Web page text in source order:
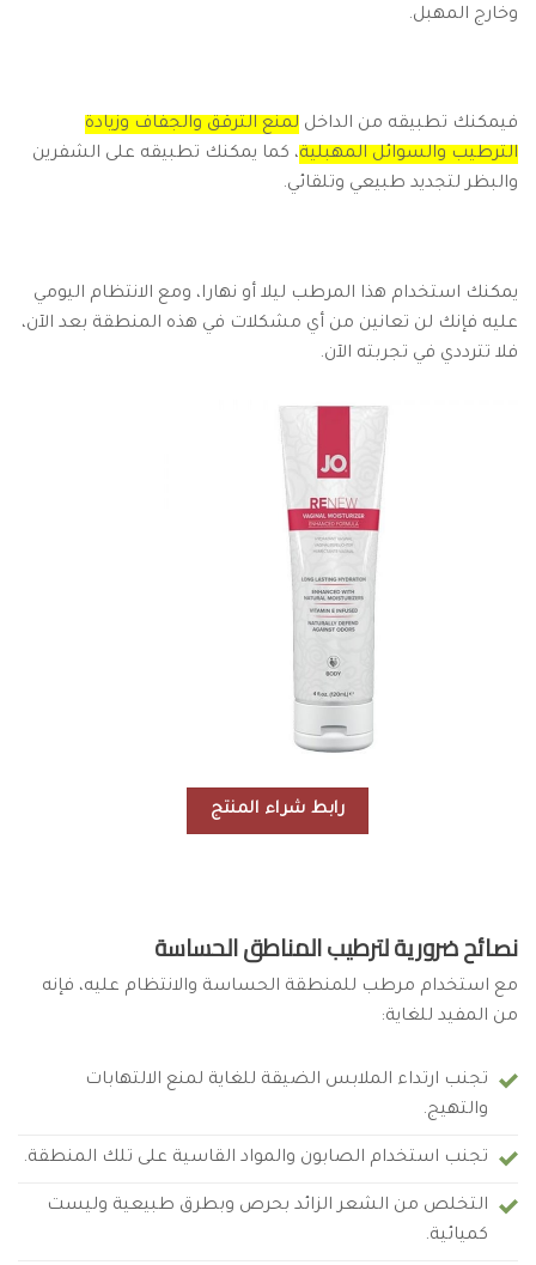
وخارج المهبل.
فيمكنك تطبيقه من الداخل لمنع الترقق والجفاف وزيادة
الترطيب والسوائل المهبلية، كما يمكنك تطبيقه على الشفرين
والبظر لتجديد طبيعي وتلقائي.
يمكنك استخدام هذا المرطب ليلا أو نهارا، ومع الانتظام اليومي
عليه فإنك لن تعانين من أي مشكلات في هذه المنطقة بعد الآن،
فلا تترددي في تجربته الآن.
رابط شراء المنتج
نصائح ضرورية لترطيب المناطق الحساسة
مع استخدام مرطب للمنطقة الحساسة والانتظام عليه، فإنه
من المفيد للغاية:
تجنب ارتداء الملابس الضيقة للغاية لمنع الالتهابات
والتهيج.
تجنب استخدام الصابون والمواد القاسية على تلك المنطقة.
التخلص من الشعر الزائد بحرص وبطرق طبيعية وليست
كميائية.